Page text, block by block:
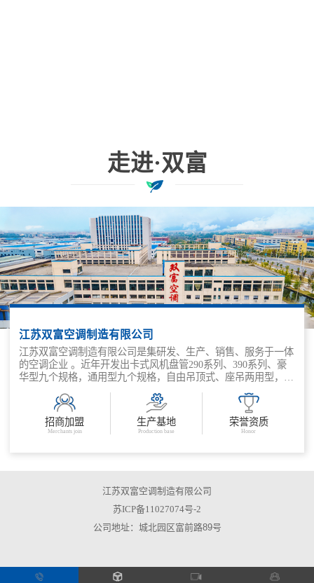
走进·双富
江苏双富空调制造有限公司
江苏双富空调制造有限公司是集研发、生产、销售、服务于一体
的空调企业 。近年开发出卡式风机盘管290系列、390系列、豪
华型九个规格，通用型九个规格，自由吊顶式、座吊两用型，适
合家用超薄型系列等多种规格、型号的产品，能满足不同消费群
体的各种需求。主要生产YG、YZ、YL、YFP 型等系列的空调
及空调机房各种配件、各种规格的风机盘管机组、新风机组、防
火阀、CJT 阻尼弹簧减振器、各种型号的阻尼弹簧减振吊架、铝
调机组并承包空调、净化、冷冻系统的设计、施工、调试。 公
招商加盟
Merchants join
生产基地
Production base
荣誉资质
Honor
江苏双富空调制造有限公司
苏ICP备11027074号-2
公司地址：城北园区富前路89号